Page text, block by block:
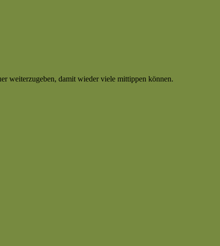
weiterzugeben, damit wieder viele mittippen können.